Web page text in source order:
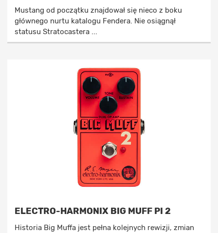
Mustang od początku znajdował się nieco z boku
głównego nurtu katalogu Fendera. Nie osiągnął
statusu Stratocastera ...
ELECTRO-HARMONIX BIG MUFF PI 2
Historia Big Muffa jest pełna kolejnych rewizji, zmian